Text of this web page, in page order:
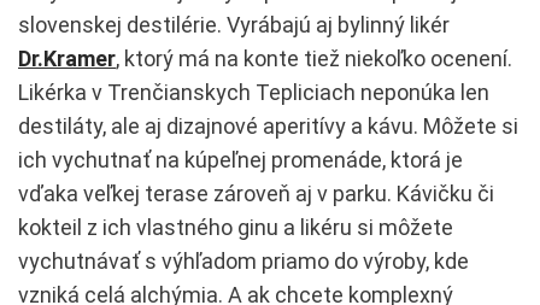
slovenskej destilérie. Vyrábajú aj bylinný likér
Dr.Kramer, ktorý má na konte tiež niekoľko ocenení.
Likérka v Trenčianskych Tepliciach neponúka len
destiláty, ale aj dizajnové aperitívy a kávu. Môžete si
ich vychutnať na kúpeľnej promenáde, ktorá je
vďaka veľkej terase zároveň aj v parku. Kávičku či
kokteil z ich vlastného ginu a likéru si môžete
vychutnávať s výhľadom priamo do výroby, kde
vzniká celá alchýmia. A ak chcete komplexný